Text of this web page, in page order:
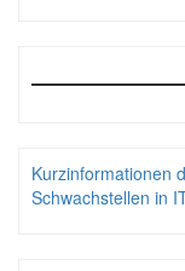
Kurzinformationen
Schwachstellen in